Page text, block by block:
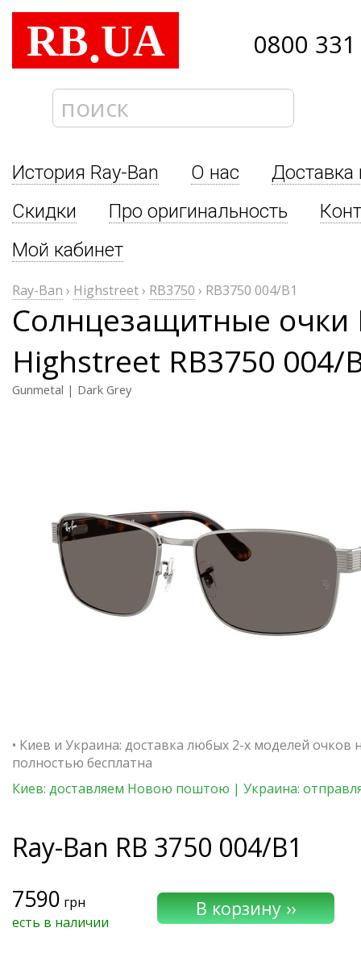
RB.UA 0800
История Ray-Ban О нас
Доставка
Скидки
Про оригинальность
Мой кабинет
Ray-Ban › Highstreet› RB3750 › RB3750 004/B1
Солнцезащитные очки
Highstreet RB3750 004/
Gunmetal | Dark Grey
• Киев и Украина: доставка любых 2-х моделей очков
полностью бесплатна
Киев: доставляем Новою поштою | Украина:
Ray-Ban RB 3750 004/B1
7590 грн
есть в наличии